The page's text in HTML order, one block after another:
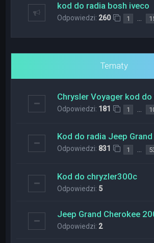
kod do radia bosh iveco
Odpowiedzi: 260 1 …
Tematy
Chrysler Voyager kod
Odpowiedzi: 181 1 …
Kod do radia Jeep
Odpowiedzi: 831 1
Kod do chryzler300c
Odpowiedzi: 5
Jeep Grand Cherokee
Odpowiedzi: 2